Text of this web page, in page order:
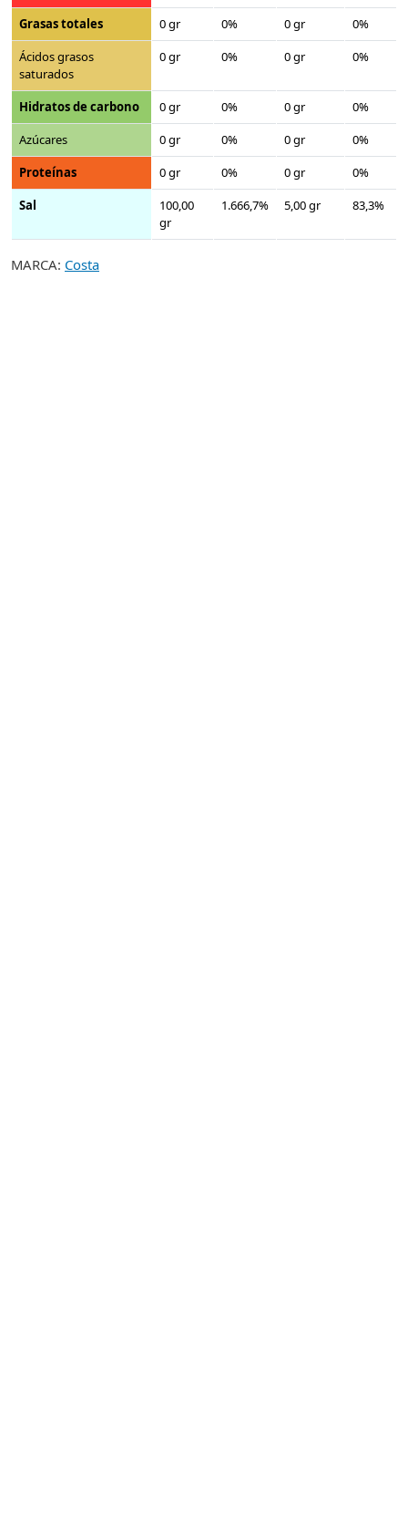
Grasas totales
0 gr 0% 0 gr
0%
Ácidos grasos
saturados
0 gr 0% 0 gr 0%
Hidratos de carbono 0 gr 0% 0 gr
0%
Azúcares
0 gr 0% 0 gr
0%
Proteínas
0 gr 0% 0 gr
0%
Sal
100,00
gr
1.666,7% 5,00 gr 83,3%
MARCA: Costa